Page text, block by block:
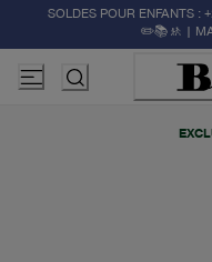
SOLDES POUR ENFANTS :
✏️📚🚸 |